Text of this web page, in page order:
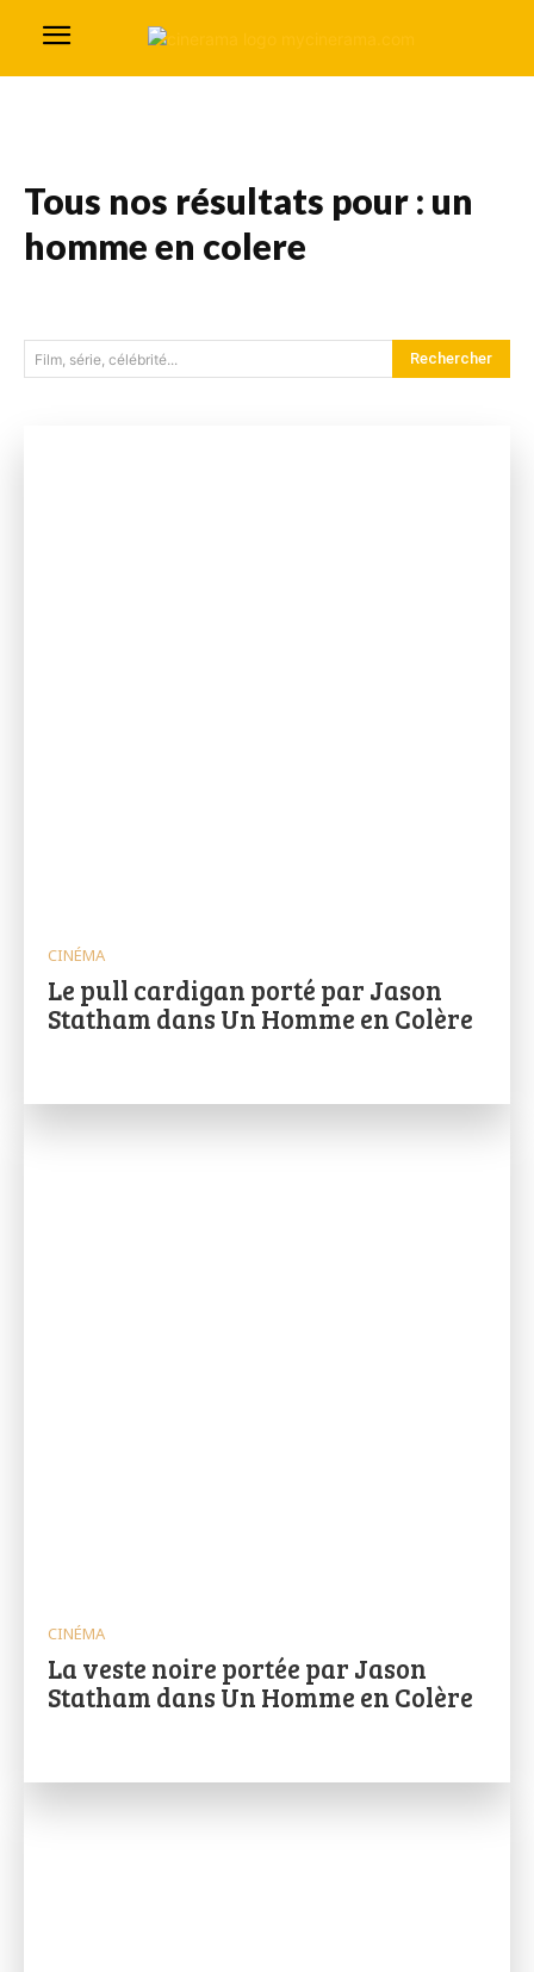
Tous nos résultats pour : un
homme en colere
Film, série, célébrité... Rechercher
CINÉMA
Le pull cardigan porté par Jason
Statham dans Un Homme en Colère
CINÉMA
La veste noire portée par Jason
Statham dans Un Homme en Colère